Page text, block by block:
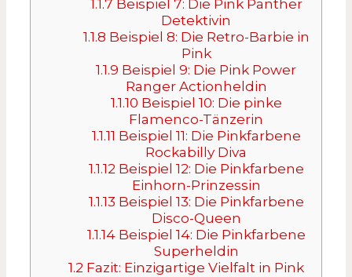
1.1.7 Beispiel 7: Die Pink Panther
Detektivin
1.1.8 Beispiel 8: Die Retro-Barbie in
Pink
1.1.9 Beispiel 9: Die Pink Power
Ranger Actionheldin
1.1.10 Beispiel 10: Die pinke
Flamenco-Tänzerin
1.1.11 Beispiel 11: Die Pinkfarbene
Rockabilly Diva
1.1.12 Beispiel 12: Die Pinkfarbene
Einhorn-Prinzessin
1.1.13 Beispiel 13: Die Pinkfarbene
Disco-Queen
1.1.14Beispiel 14: Die Pinkfarbene
Superheldin
1.2 Fazit: Einzigartige Vielfalt in Pink